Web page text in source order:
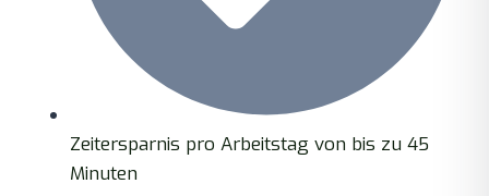
Zeitersparnis pro Arbeitstag von bis zu 45
Minuten